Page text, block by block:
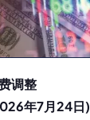
调整
年7月24日)